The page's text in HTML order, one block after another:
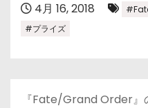
4月 16, 2018
#プライズ
『Fate/Grand Order』